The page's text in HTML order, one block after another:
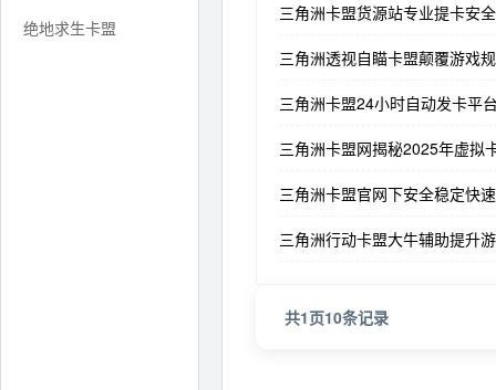
绝地求生卡盟
三角洲卡盟货源站专业提卡安
三角洲透视自瞄卡盟颠覆游戏
三角洲卡盟24小时自动发卡平
三角洲卡盟网揭秘2025年虚拟
三角洲卡盟官网下安全稳定快
三角洲行动卡盟大牛辅助提升
共1页10条记录